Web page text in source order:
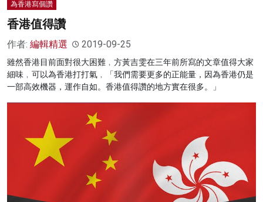
為香港寫個讚
香港值得讚
作者: 編輯精選 2019-09-25
雖然香港目前面對很大困難﹐方黃吉雯在三年前所寫的文章值得大家
細味﹐可以為香港打打氣﹐「我們需要更多的正能量，因為香港仍是
一部高效機器，運作自如。香港值得讚的地方實在很多。」